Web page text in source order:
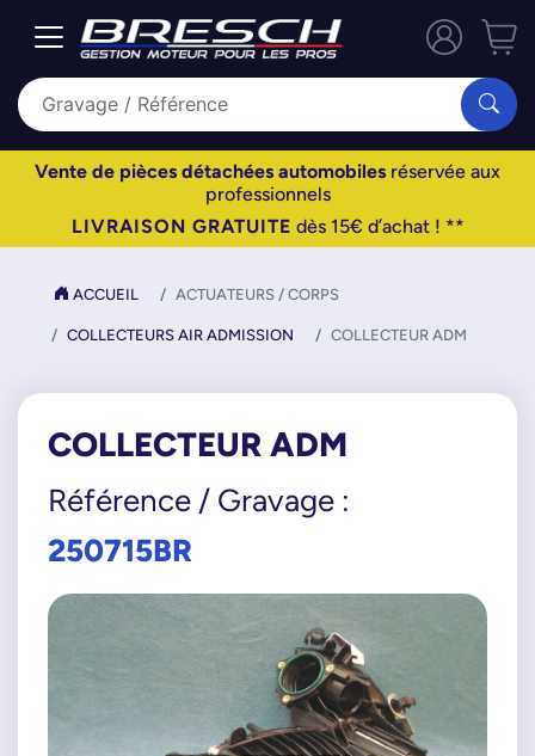
Vente de pièces détachées automobiles réservée aux
professionnels
LIVRAISON GRATUITE dès 15€ d’achat ! **
ACCUEIL ACTUATEURS / CORPS
COLLECTEURS AIR ADMISSION COLLECTEUR ADM
COLLECTEUR ADM
Référence / Gravage :
250715BR